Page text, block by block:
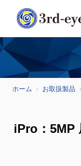
ホーム お取扱製品
iPro：5MP